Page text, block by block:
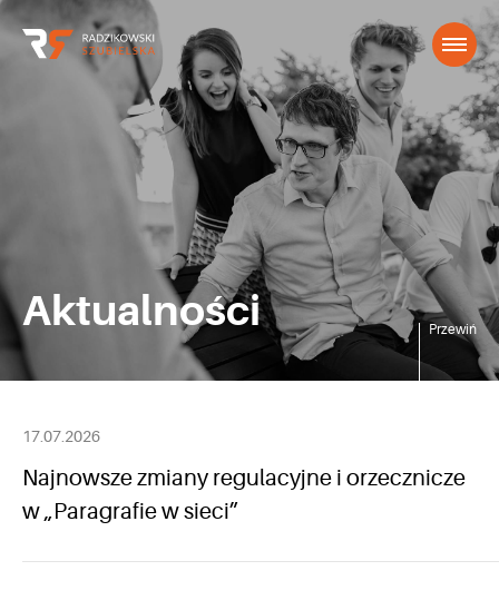
Aktualności Przewiń
17.07.2026
Najnowsze zmiany regulacyjne i orzecznicze
w „Paragrafie w sieci”